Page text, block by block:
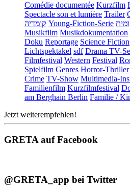
Comédie documentée Kurzfilm
Spectacle son et lumière Trailer
קומדיה Young-Fiction-Serie
Musikfilm Musikdokumentation
Doku Reportage Science Fiction
Lichtspektakel sdf Drama TV-
Filmfestival Western Festival
Spielfilm Genres Horror-Thriller
Crime TV-Show Multimedia-
Familienfilm Kurzfilmfestival
am Berghain Berlin Familie /
Jetzt weiterempfehlen!
GRETA auf Facebook
@GRETA_app bei Twitter